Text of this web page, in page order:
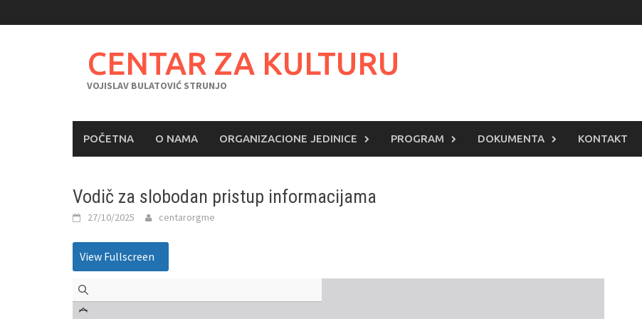
to
CENTAR ZA KULTURU
VOJISLAV BULATOVIĆ STRUNJO
POČETNA O NAMA ORGANIZACIONE JEDINICE PROGRAM DOKUMENTA KONTAKT
Vodič za slobodan pristup informacijama
27/10/2025 centarorgme
View Fullscreen